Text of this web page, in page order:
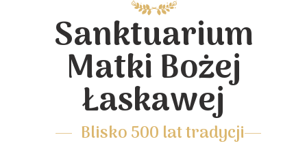
Sanktuarium
Matki Bożej
Łaskawej
Blisko 500 lat tradycji